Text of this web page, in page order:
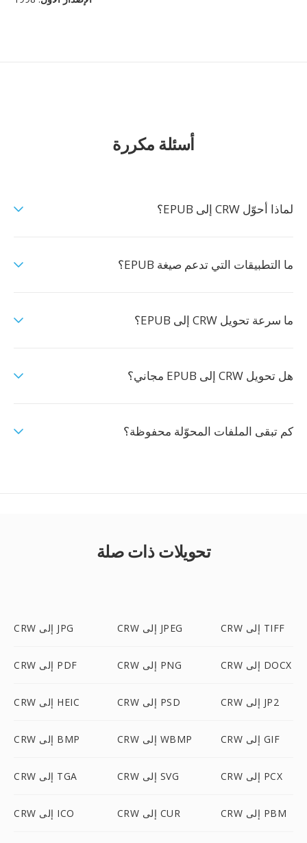
أسئلة مكررة
لماذا أحوّل CRW إلى EPUB؟
ما التطبيقات التي تدعم صيغة EPUB؟
ما سرعة تحويل CRW إلى EPUB؟
هل تحويل CRW إلى EPUB مجاني؟
كم تبقى الملفات المحوّلة محفوظة؟
تحويلات ذات صلة
CRW إلى JPG CRW إلى JPEG CRW إلى TIFF
CRW إلى PDF CRW إلى PNG CRW إلى DOCX
CRW إلى HEIC CRW إلى PSD CRW إلى JP2
CRW إلى BMP CRW إلى WBMP CRW إلى GIF
CRW إلى TGA CRW إلى SVG CRW إلى PCX
CRW إلى ICO CRW إلى CUR CRW إلى PBM